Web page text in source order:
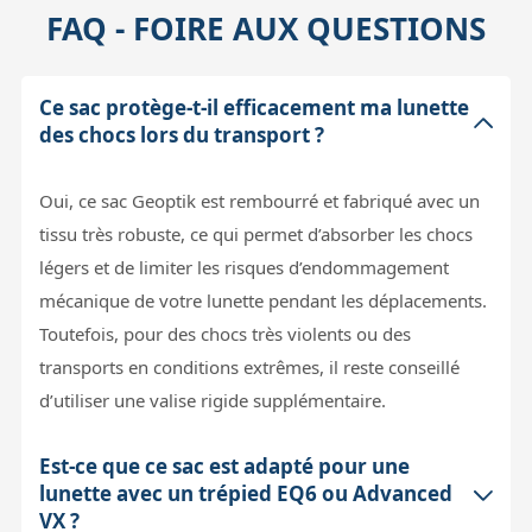
FAQ - FOIRE AUX QUESTIONS
Ce sac protège-t-il efficacement ma lunette
des chocs lors du transport ?
Oui, ce sac Geoptik est rembourré et fabriqué avec un
tissu très robuste, ce qui permet d’absorber les chocs
légers et de limiter les risques d’endommagement
mécanique de votre lunette pendant les déplacements.
Toutefois, pour des chocs très violents ou des
transports en conditions extrêmes, il reste conseillé
d’utiliser une valise rigide supplémentaire.
Est-ce que ce sac est adapté pour une
lunette avec un trépied EQ6 ou Advanced
VX ?